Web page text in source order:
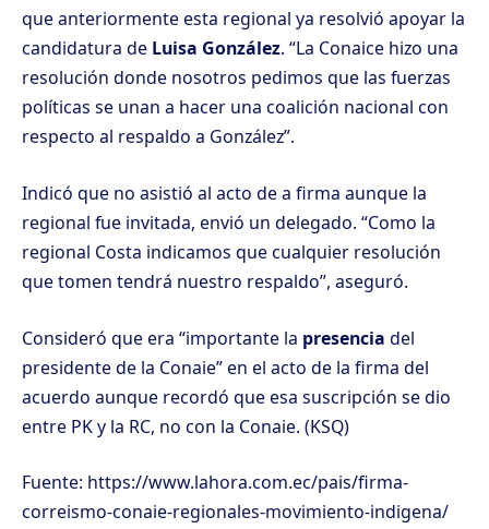
que anteriormente esta regional ya resolvió apoyar la
candidatura de Luisa González. “La Conaice hizo una
resolución donde nosotros pedimos que las fuerzas
políticas se unan a hacer una coalición nacional con
respecto al respaldo a González”.
Indicó que no asistió al acto de a firma aunque la
regional fue invitada, envió un delegado. “Como la
regional Costa indicamos que cualquier resolución
que tomen tendrá nuestro respaldo”, aseguró.
Consideró que era “importante la presencia del
presidente de la Conaie” en el acto de la firma del
acuerdo aunque recordó que esa suscripción se dio
entre PK y la RC, no con la Conaie. (KSQ)
Fuente: https://www.lahora.com.ec/pais/firma-
correismo-conaie-regionales-movimiento-indigena/